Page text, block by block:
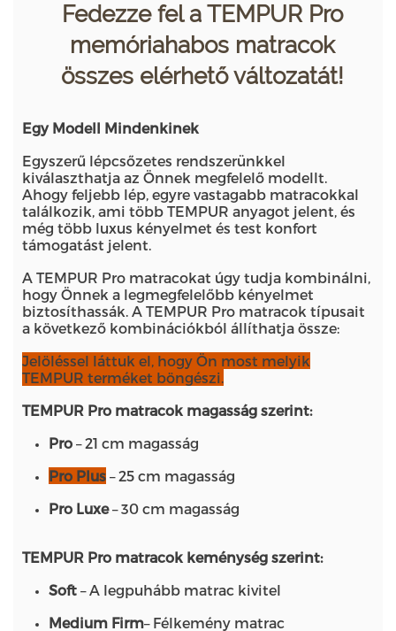
Fedezze fel a TEMPUR Pro
memóriahabos matracok
összes elérhető változatát!
Egy Modell Mindenkinek
Egyszerű lépcsőzetes rendszerünkkel
kiválaszthatja az Önnek megfelelő modellt.
Ahogy feljebb lép, egyre vastagabb matracokkal
találkozik, ami több TEMPUR anyagot jelent, és
még több luxus kényelmet és test konfort
támogatást jelent.
A TEMPUR Pro matracokat úgy tudja kombinálni,
hogy Önnek a legmegfelelőbb kényelmet
biztosíthassák. A TEMPUR Pro matracok típusait
a következő kombinációkból állíthatja össze:
Jelöléssel láttuk el, hogy Ön most melyik
TEMPUR terméket böngészi.
TEMPUR Pro matracok magasság szerint:
Pro – 21 cm magasság
Pro Plus – 25 cm magasság
Pro Luxe– 30 cm magasság
TEMPUR Pro matracok keménység szerint:
Soft – A legpuhább matrac kivitel
Medium Firm– Félkemény matrac